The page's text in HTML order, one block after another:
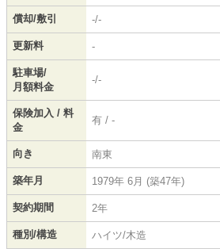
償却/敷引 -/-
更新料 -
駐車場/
月額料金
-/-
保険加入 / 料
金
有 / -
向き 南東
築年月 1979年 6月 (築47年)
契約期間 2年
種別/構造 ハイツ/木造